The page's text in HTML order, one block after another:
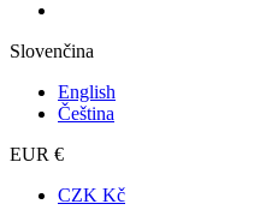
Slovenčina
English
Čeština
EUR €
CZK Kč